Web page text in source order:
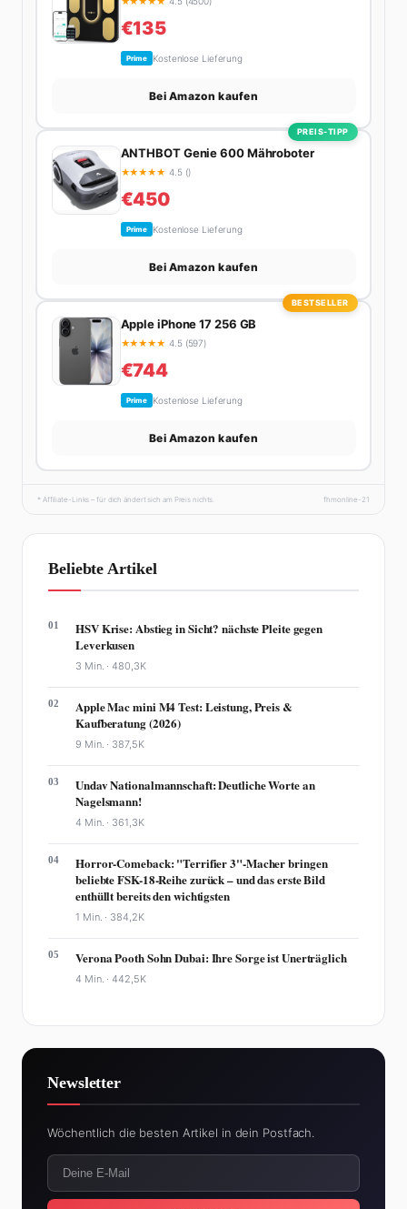
€135
Prime Kostenlose Lieferung
Bei Amazon kaufen
PREIS-TIPP
ANTHBOT Genie 600 Mähroboter
★★★★★ 4.5 ()
€450
Prime Kostenlose Lieferung
Bei Amazon kaufen
BESTSELLER
Apple iPhone 17 256 GB
★★★★★ 4.5 (597)
€744
Prime Kostenlose Lieferung
Bei Amazon kaufen
* Affiliate-Links – für dich ändert sich am Preis nichts. fhmonline-21
Beliebte Artikel
01
HSV Krise: Abstieg in Sicht? nächste Pleite gegen
Leverkusen
3 Min. ·480,3K
02
Apple Mac mini M4 Test: Leistung, Preis &
Kaufberatung (2026)
9 Min. · 387,5K
03
Undav Nationalmannschaft: Deutliche Worte an
Nagelsmann!
4 Min. · 361,3K
04
Horror-Comeback: "Terrifier 3"-Macher bringen
beliebte FSK-18-Reihe zurück – und das erste Bild
enthüllt bereits den wichtigsten
1 Min. · 384,2K
05 Verona Pooth Sohn Dubai: Ihre Sorge ist Unerträglich
4 Min. ·442,5K
Newsletter
Wöchentlich die besten Artikel in dein Postfach.